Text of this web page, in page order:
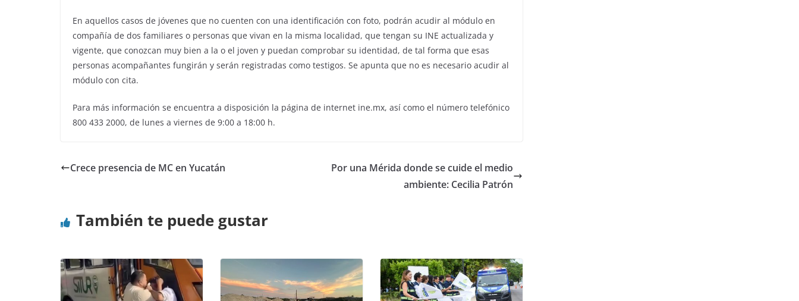
En aquellos casos de jóvenes que no cuenten con una identificación con foto, podrán acudir al módulo en
compañía de dos familiares o personas que vivan en la misma localidad, que tengan su INE actualizada y
vigente, que conozcan muy bien a la o el joven y puedan comprobar su identidad, de tal forma que esas
personas acompañantes fungirán y serán registradas como testigos. Se apunta que no es necesario acudir al
módulo con cita.
Para más información se encuentra a disposición la página de internet ine.mx, así como el número telefónico
800 433 2000, de lunes a viernes de 9:00 a 18:00 h.
Crece presencia de MC en Yucatán
Por una Mérida donde se cuide el medio
ambiente: Cecilia Patrón
También te puede gustar